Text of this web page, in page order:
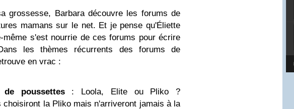
grossesse, Barbara découvre les forums de
mamans sur le net. Et je pense qu'Éliette
même s'est nourrie de ces forums pour écrire
les thèmes récurrents des forums de
en vrac :
de poussettes: Loola, Elite ou Pliko ?
choisiront la Pliko mais n'arriveront jamais à la